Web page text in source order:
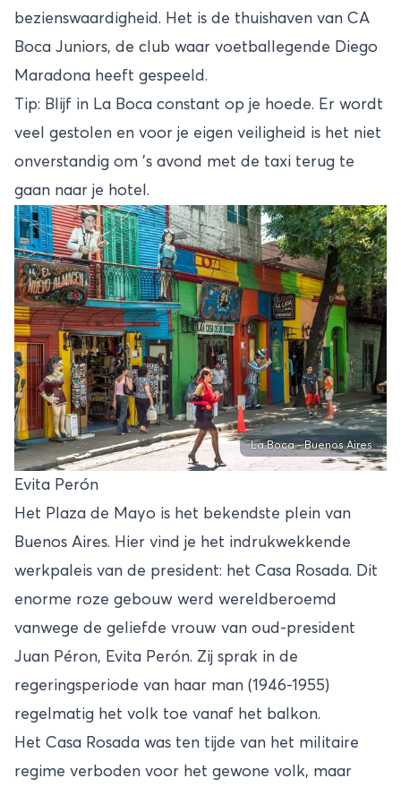
bezienswaardigheid. Het is de thuishaven van CA
Boca Juniors, de club waar voetballegende Diego
Maradona heeft gespeeld.
Tip: Blijf in La Boca constant op je hoede. Er wordt
veel gestolen en voor je eigen veiligheid is het niet
onverstandig om 's avond met de taxi terug te
gaan naar je hotel.
La Boca - Buenos Aires
Evita Perón
Het Plaza de Mayo is het bekendste plein van
Buenos Aires. Hier vind je het indrukwekkende
werkpaleis van de president: het Casa Rosada. Dit
enorme roze gebouw werd wereldberoemd
vanwege de geliefde vrouw van oud-president
Juan Péron, Evita Perón. Zij sprak in de
regeringsperiode van haar man (1946-1955)
regelmatig het volk toe vanaf het balkon.
Het Casa Rosada was ten tijde van het militaire
regime verboden voor het gewone volk, maar